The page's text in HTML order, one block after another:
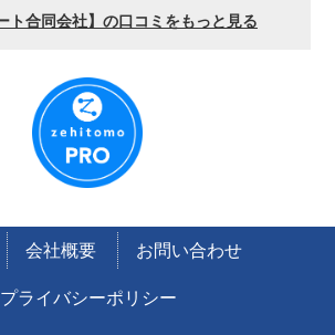
会社概要 お問い合わせ
プライバシーポリシー